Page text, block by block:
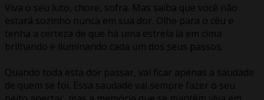
Viva o seu luto, chore, sofra. Mas saiba que você não
estará sozinho nunca em sua dor. Olhe para o céu e
tenha a certeza de que há uma estrela lá em cima
brilhando e iluminando cada um dos seus passos.
Quando toda esta dor passar, vai ficar apenas a saudade
de quem se foi. Essa saudade vai sempre fazer o seu